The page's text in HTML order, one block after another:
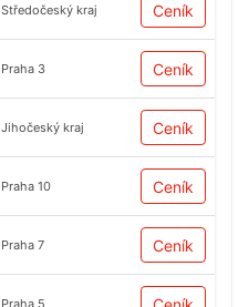
Středočeský kraj Ceník
Praha 3 Ceník
Jihočeský kraj Ceník
Praha 10 Ceník
Praha 7 Ceník
Praha 5